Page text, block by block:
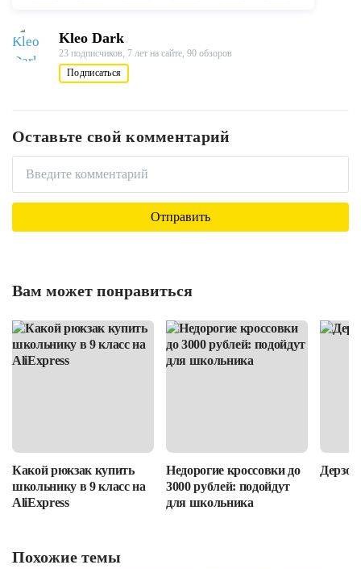
Kleo Dark
23 подписчиков, 7 лет на сайте, 90 обзоров
Подписаться
Оставьте свой комментарий
Вам может понравиться
Какой рюкзак купить
школьнику в 9 класс на
AliExpress
Недорогие кроссовки до
3000 рублей: подойдут
для школьника
Похожие темы